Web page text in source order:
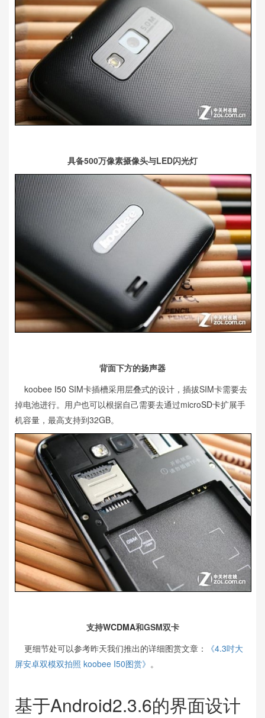
具备500万像素摄像头与LED闪光灯
背面下方的扬声器
koobee I50 SIM卡插槽采用层叠式的设计，插拔SIM卡需要去
掉电池进行。用户也可以根据自己需要去通过microSD卡扩展手
机容量，最高支持到32GB。
支持WCDMA和GSM双卡
更细节处可以参考昨天我们推出的详细图赏文章：
《4.3吋大
屏安卓双模双拍照 koobee I50图赏》 。
基于Android2.3.6的界面设计